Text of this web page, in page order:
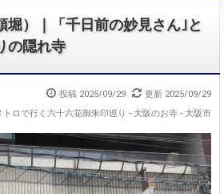
堀）｜「千日前の妙見さん｣と
の隠れ寺
投稿 2025/09/29
更新 2025/09/29
ロで行く六十六花御朱印巡り - 大阪のお寺 - 大阪市